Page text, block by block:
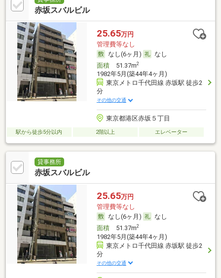
赤坂スバルビル
25.65万円
管理費等なし
なし(6ヶ月)
なし
面積51.37m2
1982年5月(築44年4ヶ月)
東京メトロ千代田線 赤坂駅 徒歩2
分
その他の交通
東京都港区赤坂５丁目
駅から徒歩5分以内 2階以上 エレベーター
貸事務所
赤坂スバルビル
25.65万円
管理費等なし
なし(6ヶ月)
なし
面積51.37m2
1982年5月(築44年4ヶ月)
東京メトロ千代田線 赤坂駅 徒歩2
分
その他の交通